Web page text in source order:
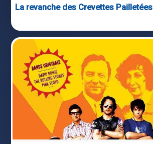
La revanche des Crevettes Pailletées